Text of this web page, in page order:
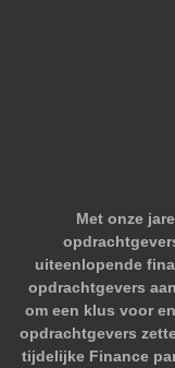
Met onze
uiteenlopende
opdrachtgevers
om een klus voor
opdrachtgevers
tijdelijke Finance